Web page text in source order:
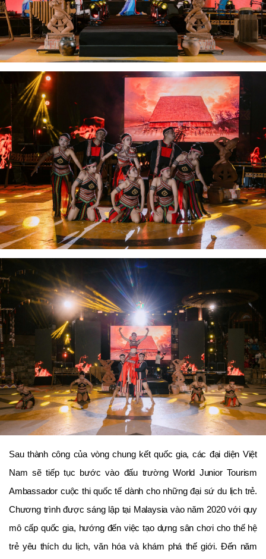
Sau thành công của vòng chung kết quốc gia, các đại diện Việt
Nam sẽ tiếp tục bước vào đấu trường World Junior Tourism
Ambassador cuộc thi quốc tế dành cho những đại sứ du lịch trẻ.
Chương trình được sáng lập tại Malaysia vào năm 2020 với quy
mô cấp quốc gia, hướng đến việc tạo dựng sân chơi cho thế hệ
trẻ yêu thích du lịch, văn hóa và khám phá thế giới. Đến năm